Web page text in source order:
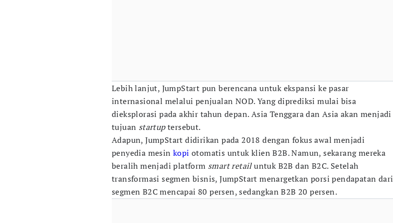
Lebih lanjut, JumpStart pun berencana untuk ekspansi ke pasar
internasional melalui penjualan NOD. Yang diprediksi mulai bisa
dieksplorasi pada akhir tahun depan. Asia Tenggara dan Asia akan menjadi
tujuan startuptersebut.
Adapun, JumpStart didirikan pada 2018 dengan fokus awal menjadi
penyedia mesinkopi otomatis untuk klien B2B. Namun, sekarang mereka
beralih menjadi platform smart retailuntuk B2B dan B2C. Setelah
transformasi segmen bisnis, JumpStart menargetkan porsi pendapatan dari
segmen B2C mencapai 80 persen, sedangkan B2B 20 persen.